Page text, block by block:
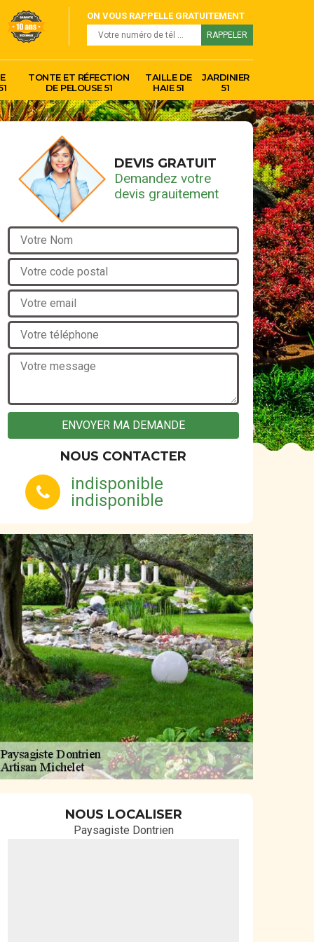
ON VOUS RAPPELLE GRATUITEMENT
TONTE ET RÉFECTION
DE PELOUSE 51
TAILLE DE
HAIE 51
JARDINIER
51
DEVIS GRATUIT
Demandez votre
devis grauitement
NOUS CONTACTER
indisponible
indisponible
NOUS LOCALISER
Paysagiste Dontrien